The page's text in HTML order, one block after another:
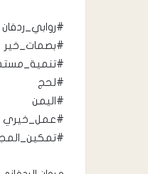
#روابي_ردفان
#بصمات_خير
#لحج
#اليمن
#عمل_خيري